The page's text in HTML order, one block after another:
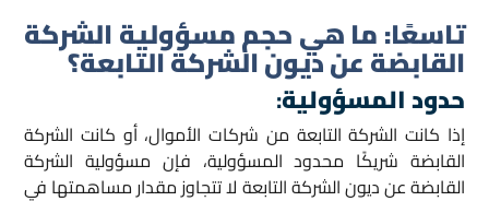
تاسعًا:ما هي حجم مسؤولية الشركة
القابضة عن ديون الشركة التابعة؟
حدود المسؤولية:
إذا كانت الشركة التابعة من شركات الأموال، أو كانت الشركة
القابضة شريكًا محدود المسؤولية، فإن مسؤولية الشركة
القابضة عن ديون الشركة التابعة لا تتجاوز مقدار مساهمتها في